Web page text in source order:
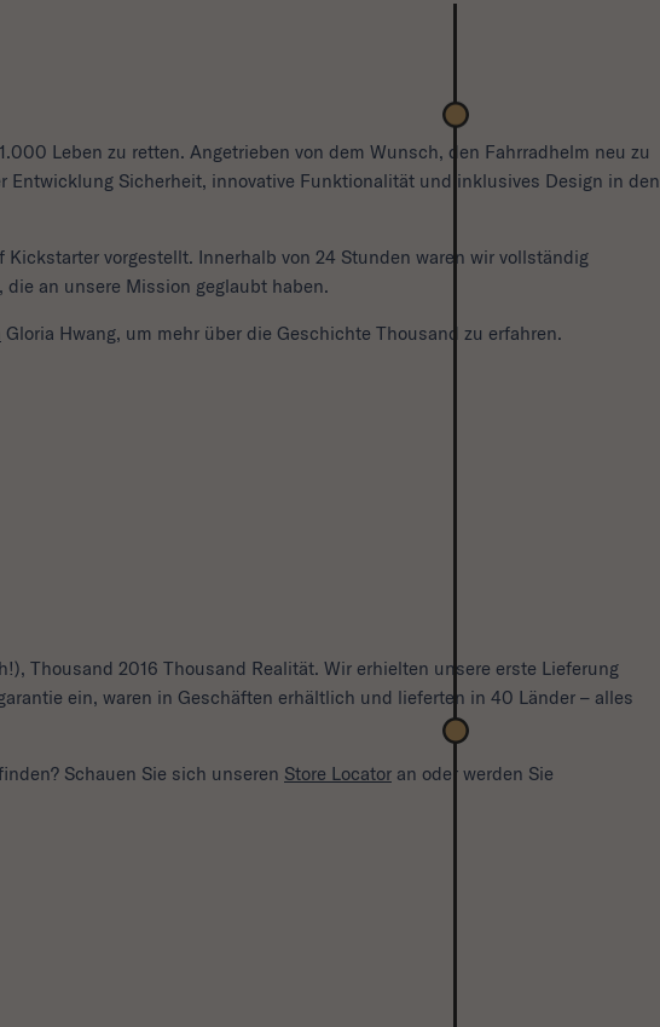
Leben zu retten. Angetrieben von dem Wunsch, den Fahrradhelm neu zu
Entwicklung Sicherheit, innovative Funktionalität und inklusives Design in den
Kickstarter vorgestellt. Innerhalb von 24 Stunden waren wir vollständig
an unsere Mission geglaubt haben.
Gloria Hwang, um mehr über die Geschichte Thousand zu erfahren.
Thousand 2016 Thousand Realität. Wir erhielten unsere erste Lieferung
ein, waren in Geschäften erhältlich und lieferten in 40 Länder – alles
Schauen Sie sich unseren Store Locator an oder werden Sie